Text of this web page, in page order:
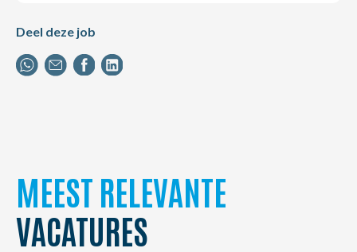
Deel deze job
MEEST RELEVANTE
VACATURES